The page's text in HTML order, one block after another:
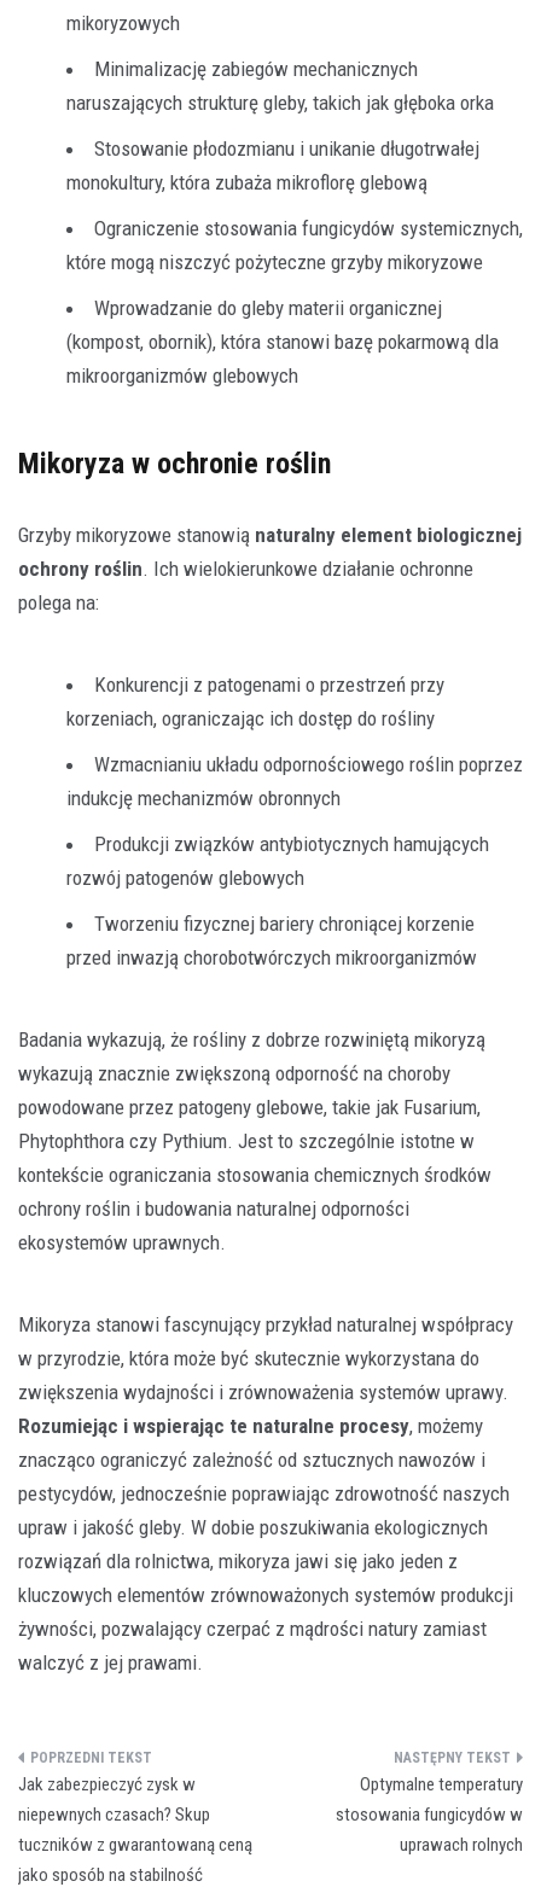
mikoryzowych
Minimalizację zabiegów mechanicznych
naruszających strukturę gleby, takich jak głęboka orka
Stosowanie płodozmianu i unikanie długotrwałej
monokultury, która zubaża mikroflorę glebową
Ograniczenie stosowania fungicydów systemicznych,
które mogą niszczyć pożyteczne grzyby mikoryzowe
Wprowadzanie do gleby materii organicznej
(kompost, obornik), która stanowi bazę pokarmową dla
mikroorganizmów glebowych
Mikoryza w ochronie roślin
Grzyby mikoryzowe stanowią naturalny element biologicznej
ochrony roślin. Ich wielokierunkowe działanie ochronne
polega na:
Konkurencji z patogenami o przestrzeń przy
korzeniach, ograniczając ich dostęp do rośliny
Wzmacnianiu układu odpornościowego roślin poprzez
indukcję mechanizmów obronnych
Produkcji związków antybiotycznych hamujących
rozwój patogenów glebowych
Tworzeniu fizycznej bariery chroniącej korzenie
przed inwazją chorobotwórczych mikroorganizmów
Badania wykazują, że rośliny z dobrze rozwiniętą mikoryzą
wykazują znacznie zwiększoną odporność na choroby
powodowane przez patogeny glebowe, takie jak Fusarium,
Phytophthora czy Pythium. Jest to szczególnie istotne w
kontekście ograniczania stosowania chemicznych środków
ochrony roślin i budowania naturalnej odporności
ekosystemów uprawnych.
Mikoryza stanowi fascynujący przykład naturalnej współpracy
w przyrodzie, która może być skutecznie wykorzystana do
zwiększenia wydajności i zrównoważenia systemów uprawy.
Rozumiejąc i wspierając te naturalne procesy, możemy
znacząco ograniczyć zależność od sztucznych nawozów i
pestycydów, jednocześnie poprawiając zdrowotność naszych
upraw i jakość gleby. W dobie poszukiwania ekologicznych
rozwiązań dla rolnictwa, mikoryza jawi się jako jeden z
kluczowych elementów zrównoważonych systemów produkcji
żywności, pozwalający czerpać z mądrości natury zamiast
walczyć z jej prawami.
Nawigacja
wpisu
Jak zabezpieczyć zysk w
niepewnych czasach? Skup
tuczników z gwarantowaną ceną
jako sposób na stabilność
Optymalne temperatury
stosowania fungicydów w
uprawach rolnych